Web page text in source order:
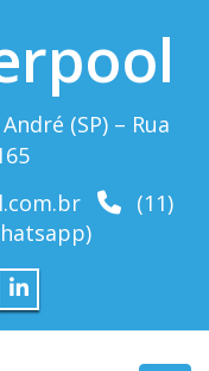
(SP) – Rua
(11)